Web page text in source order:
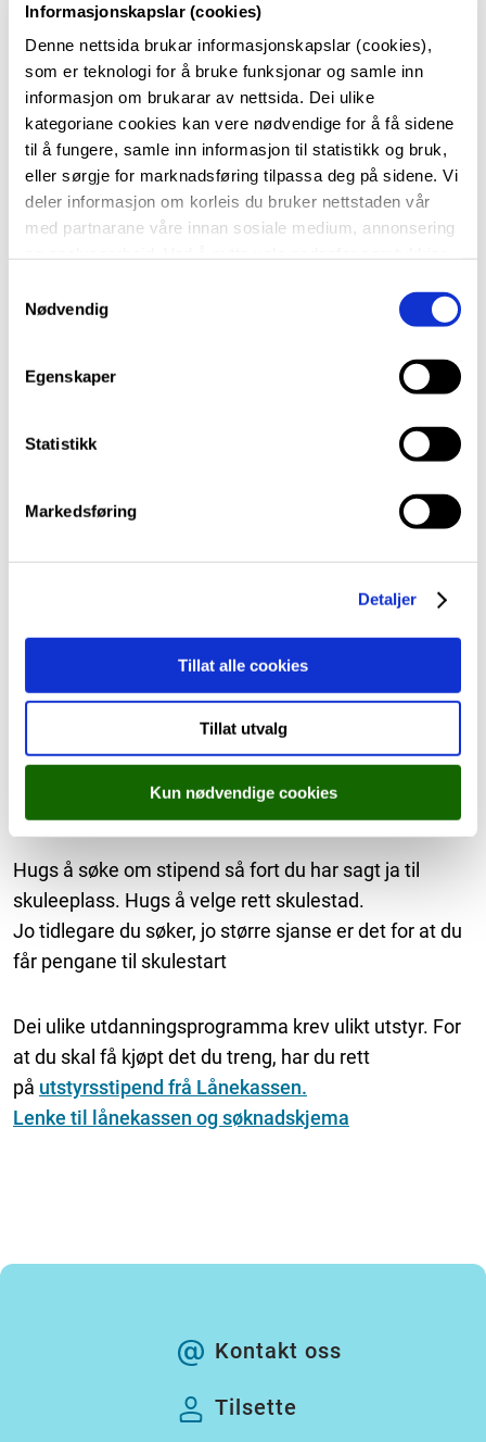
Informasjonskapslar (cookies)
Denne nettsida brukar informasjonskapslar (cookies),
som er teknologi for å bruke funksjonar og samle inn
informasjon om brukarar av nettsida. Dei ulike
kategoriane cookies kan vere nødvendige for å få sidene
til å fungere, samle inn informasjon til statistikk og bruk,
eller sørgje for marknadsføring tilpassa deg på sidene. Vi
deler informasjon om korleis du bruker nettstaden vår
med partnarane våre innan sosiale medium, annonsering
når du vil trekke samtykket ditt. Sjå meir om kva cookies
Nødvendig
Egenskaper
Statistikk
Markedsføring
Detaljer
Tillat alle cookies
Tillat utvalg
Kun nødvendige cookies
Utlån læremiddel, lånekontrakt
Når du har fått skuleplass skal du signere ein
elektronisk lånekontrakt. Er du under 18 år må også
føresette signere. Viktig at den er signert før første
skuledag, slik at du får lånt bøker.
Skuleskyss
Når du får melding om skuleplass på SMS vil det
innlogging med BankID/MinID. Det er viktig å søke
Skysskort/billett
må da legge inn mobilnummer i søknaden og ha lasta
ned Skyssappen.
Vil du bruke Skysskortet ditt fra ungdomskulen eller
frå vg1, må du ta vare på kortet ditt, men likevel søke
Lånekassen
Hugs å søke om stipend så fort du har sagt ja til
skuleeplass. Hugs å velge rett skulestad.
Jo tidlegare du søker, jo større sjanse er det for at du
får pengane til skulestart
Dei ulike utdanningsprogramma krev ulikt utstyr. For
at du skal få kjøpt det du treng, har du rett
på utstyrsstipend frå Lånekassen.
Lenke til lånekassen og søknadskjema
Kontakt oss
Tilsette